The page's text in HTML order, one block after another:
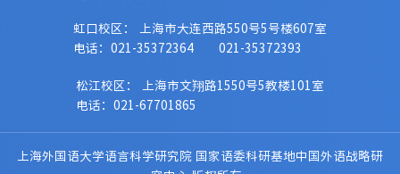
虹口校区： 上海市大连西路550号5号楼607室
电话：021-35372364
021-35372393
松江校区： 上海市文翔路1550号5教楼101室
电话：021-67701865
上海外国语大学语言科学研究院 国家语委科研基地中国外语战略研